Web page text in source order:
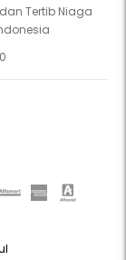
Tertib Niaga